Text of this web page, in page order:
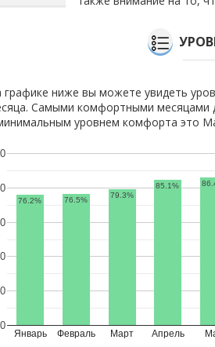
графике ниже вы можете увидеть
Самыми комфортными месяцами
уровнем комфорта это
Январь Февраль Март Апрель
0
76.2% 76.5%
79.3%
85.1%